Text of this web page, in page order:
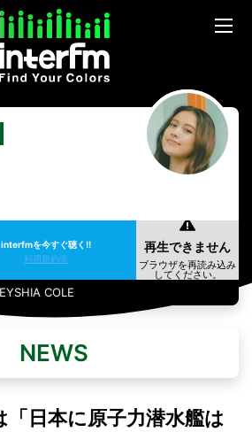
interfmを今すぐ聴く!!
利用規約等
COLE
NEWS
日本に原子力潜水艦は